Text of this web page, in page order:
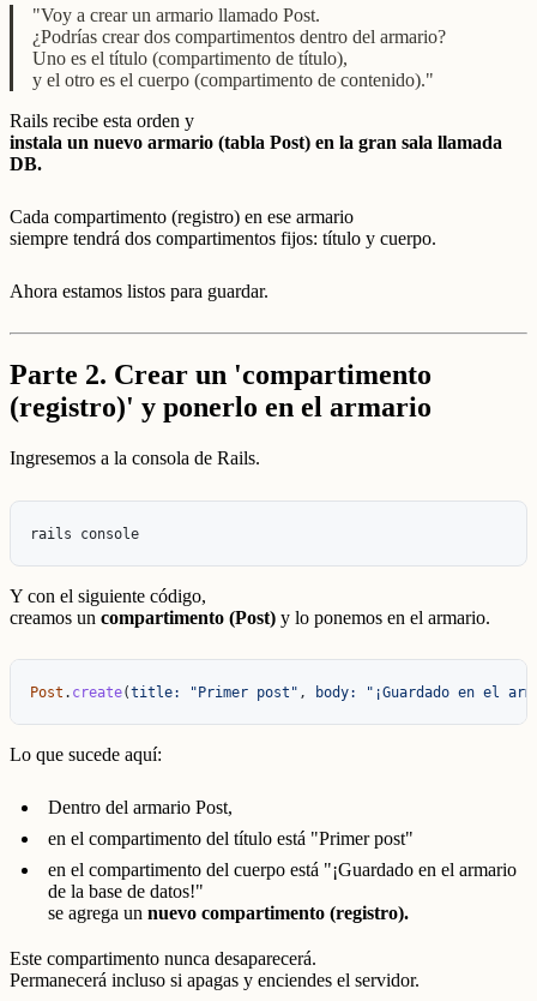
"Voy a crear un armario llamado Post.
¿Podrías crear dos compartimentos dentro del armario?
Uno es el título (compartimento de título),
y el otro es el cuerpo (compartimento de contenido)."
Rails recibe esta orden y
instala un nuevo armario (tabla Post) en la gran sala llamada
DB.
Cada compartimento (registro) en ese armario
siempre tendrá dos compartimentos fijos: título y cuerpo.
Ahora estamos listos para guardar.
Parte 2. Crear un 'compartimento
(registro)' y ponerlo en el armario
Ingresemos a la consola de Rails.
Y con el siguiente código,
creamos un compartimento (Post) y lo ponemos en el armario.
Post . create(title: "Primer post" , body: "¡Guardado en el
Lo que sucede aquí:
Dentro del armario Post,
en el compartimento del título está "Primer post"
en el compartimento del cuerpo está "¡Guardado en el armario
de la base de datos!"
se agrega un nuevo compartimento (registro).
Este compartimento nunca desaparecerá.
Permanecerá incluso si apagas y enciendes el servidor.